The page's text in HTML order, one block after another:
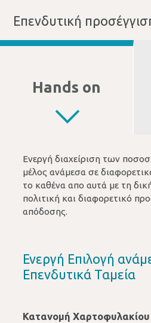
Επενδυτική
Hands on
Ενεργή διαχείριση των
μέλος ανάμεσα σε
το καθένα απο αυτά με τη
πολιτική και διαφορετικό
απόδοσης.
Ενεργή Επιλογή
Επενδυτικά Ταμεία
Κατανομή Χαρτοφυλακίου